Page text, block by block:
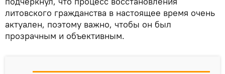
литовского гражданства в настоящее время очень
актуален, поэтому важно, чтобы он был
прозрачным и объективным.